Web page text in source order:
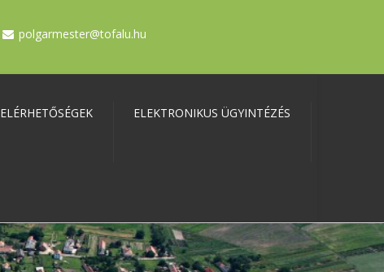
polgarmester@tofalu.hu
ELÉRHETŐSÉGEK ELEKTRONIKUS ÜGYINTÉZÉS